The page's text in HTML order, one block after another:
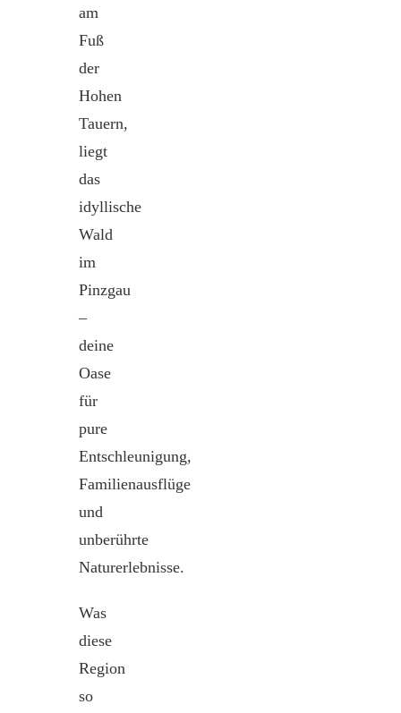
am
Fuß
der
Hohen
Tauern,
liegt
das
idyllische
Wald
im
Pinzgau
–
deine
Oase
für
pure
Entschleunigung,
Familienausflüge
und
unberührte
Naturerlebnisse.
Was
diese
Region
so